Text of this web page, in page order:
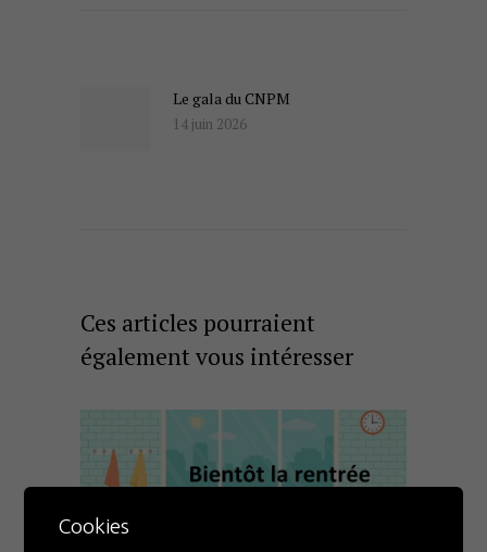
Actualité
précédente
Le gala du CNPM
14 juin 2026
Ces articles pourraient
également vous intéresser
Cookies